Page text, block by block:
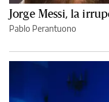
Jorge Messi, la
Pablo Perantuono